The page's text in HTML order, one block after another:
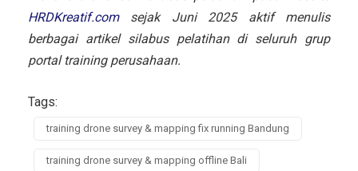
HRDKreatif.comsejak Juni 2025 aktif menulis
berbagai artikel silabus pelatihan di seluruh grup
portal training perusahaan.
Tags:
training drone survey & mapping fix running Bandung
training drone survey & mapping offline Bali